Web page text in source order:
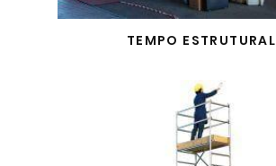
TEMPO ESTRUTURAL